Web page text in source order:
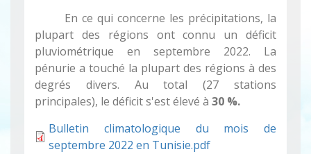
En ce qui concerne les précipitations, la
plupart des régions ont connu un déficit
pluviométrique en septembre 2022. La
pénurie a touché la plupart des régions à des
degrés divers. Au total (27 stations
principales), le déficit s'est élevé à 30 %.
Bulletin climatologique du mois de
septembre 2022 en Tunisie.pdf